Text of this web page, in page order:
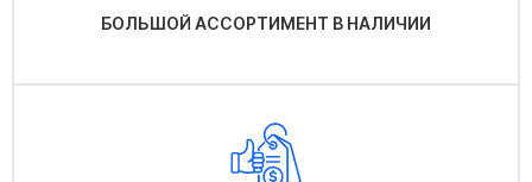
БОЛЬШОЙ АССОРТИМЕНТ В НАЛИЧИИ